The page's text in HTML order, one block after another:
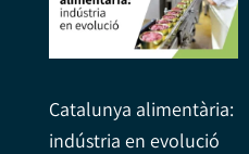
Catalunya alimentària:
indústria en evolució